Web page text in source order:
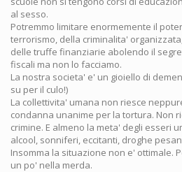
al sesso.
Potremmo limitare enormemente il
terrorismo, della criminalita'
delle truffe finanziarie abolendo il
fiscali ma non lo facciamo.
La nostra societa' e' un gioiello di
su per il culo!)
La collettivita' umana non riesce
condanna unanime per la tortura. Non
crimine. E almeno la meta' degli esseri
alcool, sonniferi, eccitanti, droghe
Insomma la situazione non e' ottimale.
un po' nella merda.